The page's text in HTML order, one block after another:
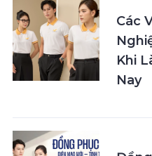
Các
Khi
Nay